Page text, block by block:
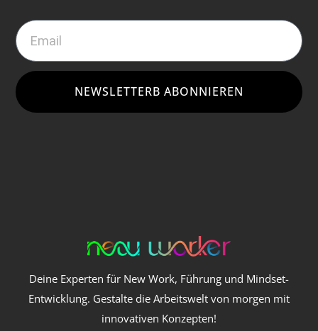
NEWSLETTERB ABONNIEREN
Deine Experten für New Work, Führung und Mindset-
Entwicklung. Gestalte die Arbeitswelt von morgen mit
innovativen Konzepten!